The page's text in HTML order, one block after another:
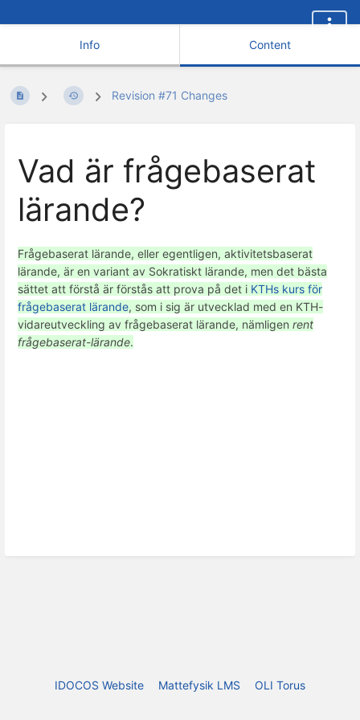
Info Content
Revision #71 Changes
Vad är frågebaserat
lärande?
Frågebaserat lärande, eller egentligen, aktivitetsbaserat
lärande, är en variant av Sokratiskt lärande, men det bästa
sättet att förstå är förstås att prova på det i KTHs kurs för
frågebaserat lärande, som i sig är utvecklad med en KTH-
vidareutveckling av frågebaserat lärande, nämligen rent
frågebaserat-lärande.
IDOCOS Website Mattefysik LMS OLI Torus